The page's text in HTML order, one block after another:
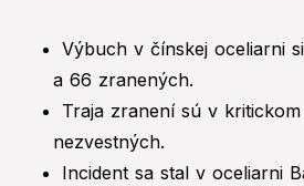
Výbuch v čínskej oceliarni
a 66 zranených.
Traja zranení sú v
nezvestných.
Incident sa stal v oceliarni